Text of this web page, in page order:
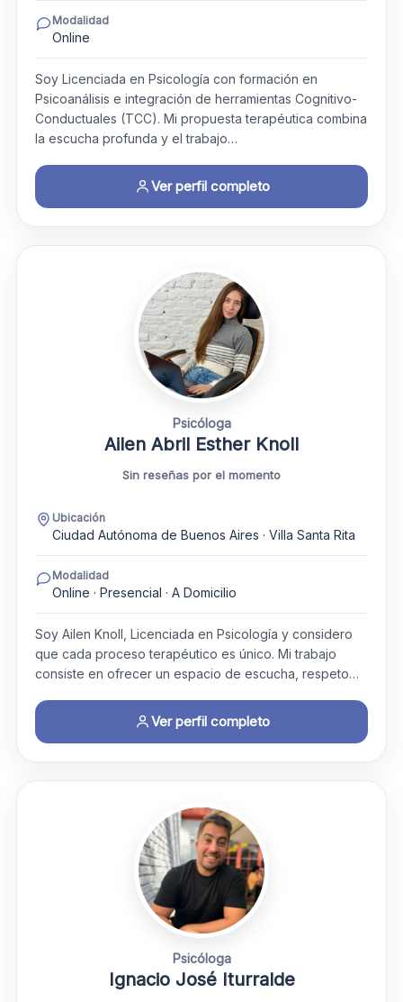
Modalidad
Online
Soy Licenciada en Psicología con formación en
Psicoanálisis e integración de herramientas Cognitivo-
Conductuales (TCC). Mi propuesta terapéutica combina
la escucha profunda y el trabajo…
Ver perfil completo
Psicóloga
Ailen Abril Esther Knoll
Sin reseñas por el momento
Ubicación
Ciudad Autónoma de Buenos Aires · Villa Santa Rita
Modalidad
Online · Presencial · A Domicilio
Soy Ailen Knoll, Licenciada en Psicología y considero
que cada proceso terapéutico es único. Mi trabajo
consiste en ofrecer un espacio de escucha, respeto…
Ver perfil completo
Psicóloga
Ignacio José Iturralde